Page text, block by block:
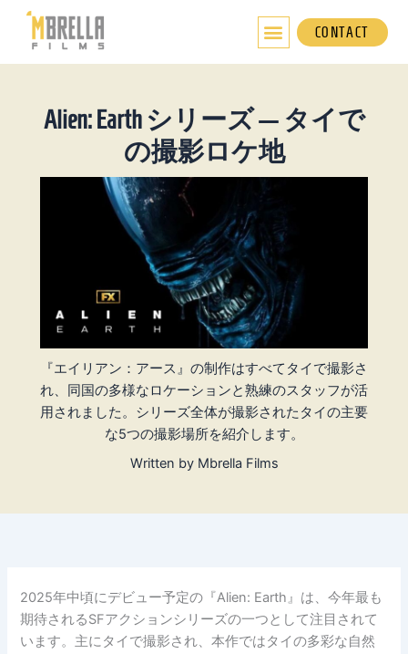
CONTACT
Alien: Earth シリーズ — タイで
の撮影ロケ地
『エイリアン：アース』の制作はすべてタイで撮影さ
れ、同国の多様なロケーションと熟練のスタッフが活
用されました。シリーズ全体が撮影されたタイの主要
な5つの撮影場所を紹介します。
Written by Mbrella Films
2025年中頃にデビュー予定の『Alien: Earth』は、今年最も
期待されるSFアクションシリーズの一つとして注目されて
います。主にタイで撮影され、本作ではタイの多彩な自然